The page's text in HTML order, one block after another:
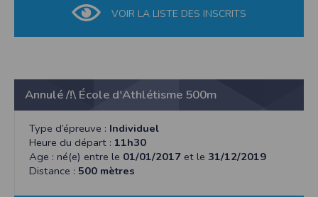
VOIR LA LISTE DES INSCRITS
Annulé /!\ École d'Athlétisme 500m
Type d’épreuve : Individuel
Heure du départ : 11h30
Age : né(e) entre le 01/01/2017 et le 31/12/2019
Distance : 500 mètres